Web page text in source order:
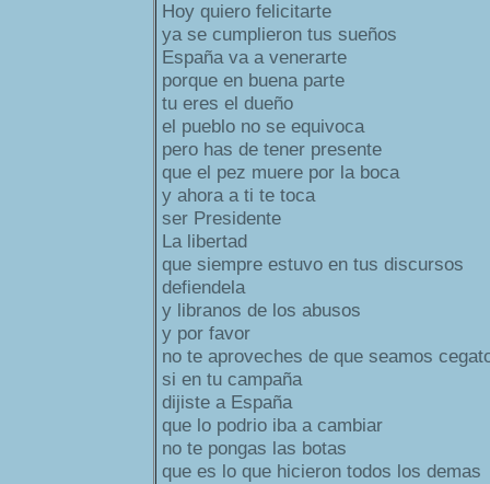
Hoy quiero felicitarte
ya se cumplieron tus sueños
España va a venerarte
porque en buena parte
tu eres el dueño
el pueblo no se equivoca
pero has de tener presente
que el pez muere por la boca
y ahora a ti te toca
ser Presidente
La libertad
que siempre estuvo en tus discursos
defiendela
y libranos de los abusos
y por favor
no te aproveches de que seamos
si en tu campaña
dijiste a España
que lo podrio iba a cambiar
no te pongas las botas
que es lo que hicieron todos los demas